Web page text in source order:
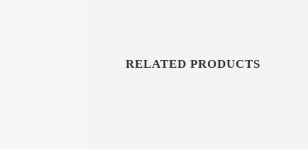
RELATED PRODUCTS